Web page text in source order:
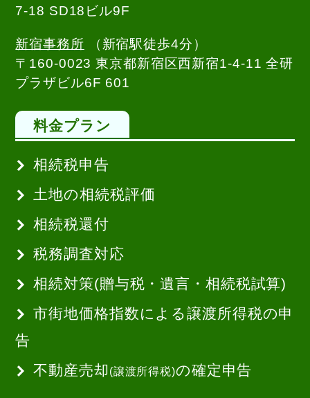
7-18 SD18ビル9F
新宿事務所 （新宿駅徒歩4分）
〒160-0023 東京都新宿区西新宿1-4-11 全研
プラザビル6F 601
料金プラン
相続税申告
土地の相続税評価
相続税還付
税務調査対応
相続対策(贈与税・遺言・相続税試算)
市街地価格指数による譲渡所得税の申
告
不動産売却 (譲渡所得税)の確定申告